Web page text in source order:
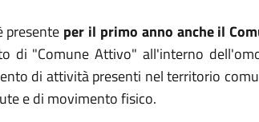
presente per il primo anno anche il
di "Comune Attivo" all'interno
di attività presenti nel territorio
e di movimento fisico.